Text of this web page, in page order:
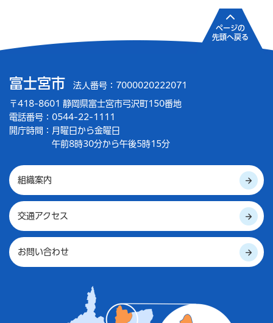
富士宮市 法人番号：7000020222071
〒418-8601 静岡県富士宮市弓沢町150番地
電話番号：0544-22-1111
開庁時間： 月曜日から金曜日
午前8時30分から午後5時15分
組織案内
交通アクセス
お問い合わせ
ページの
先頭へ戻る